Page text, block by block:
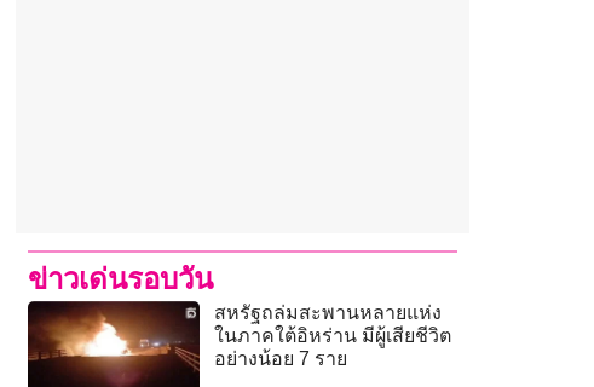
ข่าวเด่นรอบวัน
สหรัฐถล่มสะพานหลายแห่ง
ในภาคใต้อิหร่าน มีผู้เสียชีวิต
อย่างน้อย 7 ราย